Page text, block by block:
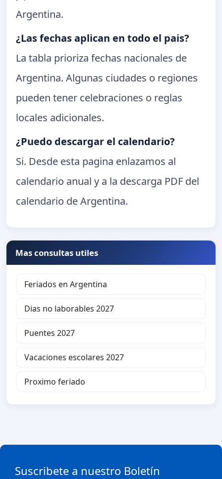
Argentina.
¿Las fechas aplican en todo el pais?
La tabla prioriza fechas nacionales de
Argentina. Algunas ciudades o regiones
pueden tener celebraciones o reglas
locales adicionales.
¿Puedo descargar el calendario?
Si. Desde esta pagina enlazamos al
calendario anual y a la descarga PDF del
calendario de Argentina.
Mas consultas utiles
Feriados en Argentina
Dias no laborables 2027
Puentes 2027
Vacaciones escolares 2027
Proximo feriado
Suscribete a nuestro Boletín